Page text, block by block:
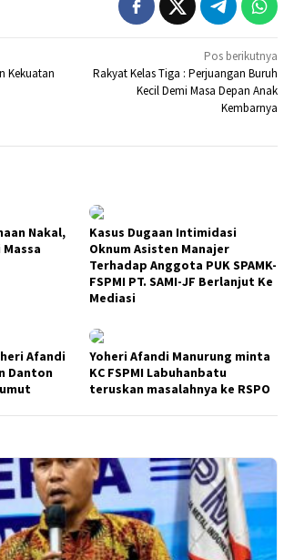
Kekuatan
Pos berikutnya
Rakyat Kelas Tiga : Perjuangan Buruh
Kecil Demi Masa Depan Anak
Kembarnya
Nakal,
Massa
Kasus Dugaan Intimidasi
Oknum Asisten Manajer
Terhadap Anggota PUK SPAMK-
FSPMI PT. SAMI-JF Berlanjut Ke
Mediasi
Afandi
Danton
Yoheri Afandi Manurung minta
KC FSPMI Labuhanbatu
teruskan masalahnya ke RSPO